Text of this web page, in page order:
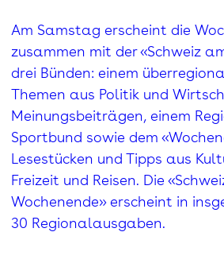
Am Samstag erscheint die
zusammen mit der «Schweiz
drei Bünden: einem
Themen aus Politik und
Meinungsbeiträgen, einem
Sportbund sowie dem
Lesestücken und Tipps aus
Freizeit und Reisen. Die
Wochenende» erscheint in
30 Regionalausgaben.